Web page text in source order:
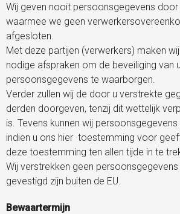
Wij geven nooit persoonsgegevens door
waarmee we geen
afgesloten.
Met deze partijen (verwerkers) maken
nodige afspraken om de beveiliging van
persoonsgegevens te waarborgen.
Verder zullen wij de door u verstrekte
derden doorgeven, tenzij dit wettelijk
is. Tevens kunnen wij
indien u ons hier toestemming voor
deze toestemming ten allen tijde in te
Wij verstrekken geen
gevestigd zijn buiten de EU.
Bewaartermijn